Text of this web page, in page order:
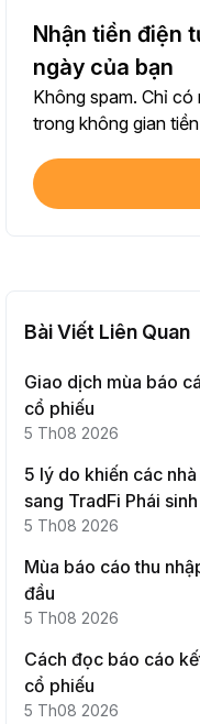
Chia sẻ bài
Mỗi lần hoàn
$100+ Giao
Mỗi lần hoàn
Xác minh
Mỗi lần hoàn
Mỗi lần hoàn
Nhận tiền điện
ngày của bạn
Không spam. Chỉ
trong không gian
Bài Viết Liên Quan
Giao dịch mùa báo
cổ phiếu
5 Th08 2026
5 lý do khiến các
sang TradFi Phái sinh
5 Th08 2026
Mùa báo cáo thu
đầu
5 Th08 2026
Cách đọc báo cáo
cổ phiếu
5 Th08 2026